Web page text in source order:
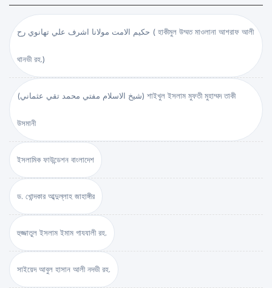
حكيم الامت مولانا اشرف علي تهانوي رح ( হাকীমুল উম্মত মাওলানা আশরাফ আলী
থানভী রহ.)
(شيخ الاسلام مفتي محمد تقي عثماني) শাইখুল ইসলাম মুফতী মুহাম্মদ তাকী
উসমানী
ইসলামিক ফাউন্ডেশন বাংলাদেশ
ড. খোন্দকার আব্দুল্লাহ জাহাঙ্গীর
হুজ্জাতুল ইসলাম ইমাম গাযযালী রহ.
সাইয়েদ আবুল হাসান আলী নদভী রহ.